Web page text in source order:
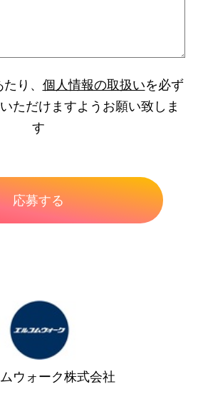
り、 個人情報の取扱いを必ず
ただけますようお願い致しま
す
ウォーク株式会社